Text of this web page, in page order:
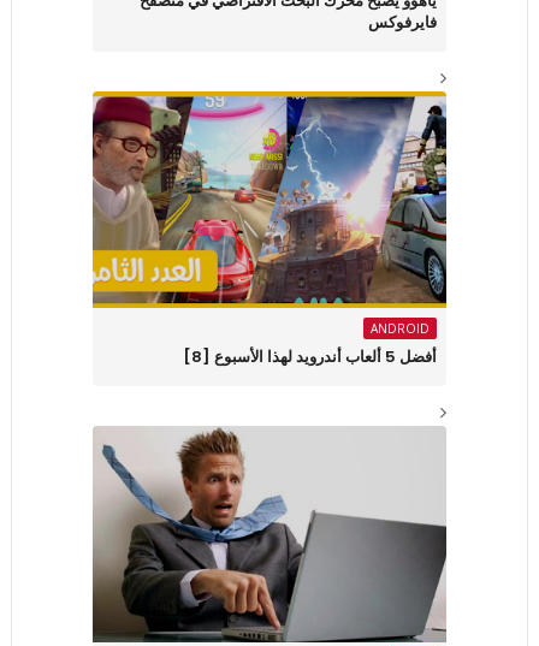
فايرفوكس
ANDROID
أفضل 5 ألعاب أندرويد لهذا الأسبوع [8]